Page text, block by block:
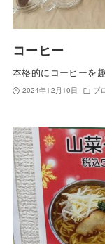
コーヒー
本格的にコーヒーを
2024年12月10日 ブ